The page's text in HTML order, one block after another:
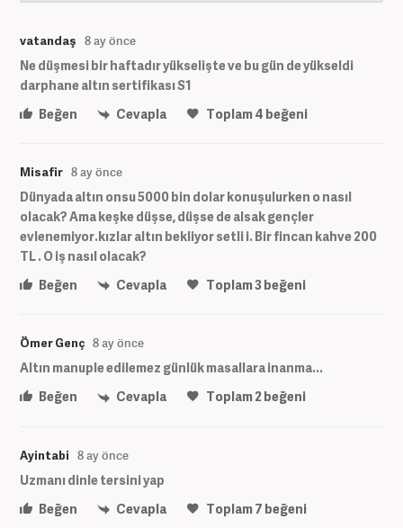
vatandaş 8 ay önce
Ne düşmesi bir haftadır yükselişte ve bu gün de yükseldi
darphane altın sertifikası S1
Beğen
Cevapla Toplam4 beğeni
Misafir 8 ay önce
Dünyada altın onsu 5000 bin dolar konuşulurken o nasıl
olacak? Ama keşke düşse, düşse de alsak gençler
evlenemiyor.kızlar altın bekliyor setli i. Bir fincan kahve 200
TL . O iş nasıl olacak?
Beğen
Cevapla Toplam3beğeni
Ömer Genç 8 ay önce
Altın manuple edilemez günlük masallara inanma...
Beğen
Cevapla Toplam2beğeni
Ayintabi 8 ay önce
Uzmanı dinle tersini yap
Beğen
Cevapla Toplam7 beğeni